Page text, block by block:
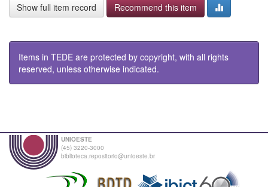
Show full item record Recommend this item
Items in TEDE are protected by copyright, with all rights
reserved, unless otherwise indicated.
UNIOESTE
(45) 3220-3000
biblioteca.repositorio@unioeste.br